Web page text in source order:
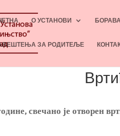
О УСТАНОВИ
ЗА РОДИТЕЉЕ
свечано је отворен